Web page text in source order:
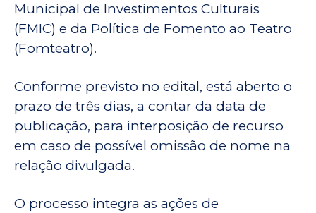
Municipal de Investimentos Culturais
(FMIC) e da Política de Fomento ao Teatro
(Fomteatro).
Conforme previsto no edital, está aberto o
prazo de três dias, a contar da data de
publicação, para interposição de recurso
em caso de possível omissão de nome na
relação divulgada.
O processo integra as ações de